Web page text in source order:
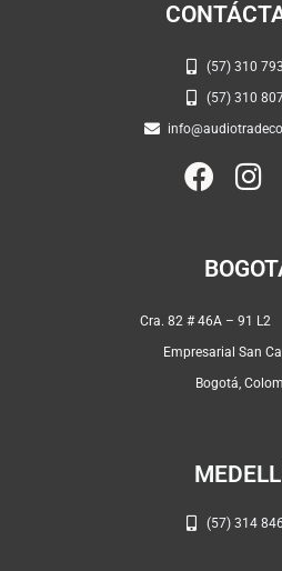
(57) 310
(57) 310
F
e
o
o
k
I
t
g
r
a
Cra. 82 # 46A –
Empresarial San
Bogotá,
(57) 314